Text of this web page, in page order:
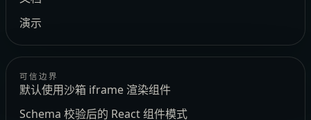
演示
可信边界
默认使用沙箱 iframe 渲染组件
Schema 校验后的 React 组件模式